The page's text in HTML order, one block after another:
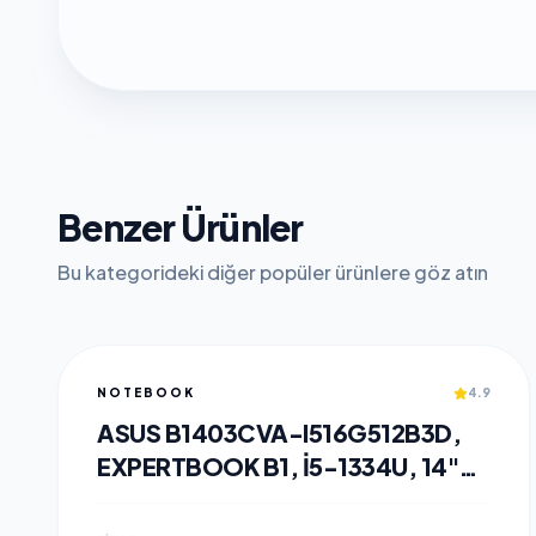
Benzer Ürünler
Bu kategorideki diğer popüler ürünlere göz atın
NOTEBOOK 4.9
ASUS B1403CVA-I516G512B3D,
EXPERTBOOK B1, I5-1334U, 14"